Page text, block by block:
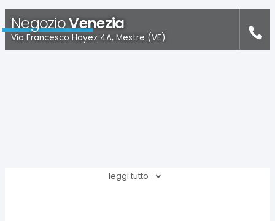
NegozioVenezia
Via Francesco Hayez 4A, Mestre (VE)
leggi tutto